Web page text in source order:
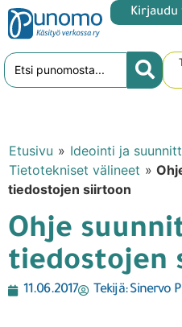
Etusivu » Ideointi ja
Tietotekniset välineet »
tiedostojen siirtoon
Ohje
tiedostojen
11.06.2017 Tekijä:Sinervo